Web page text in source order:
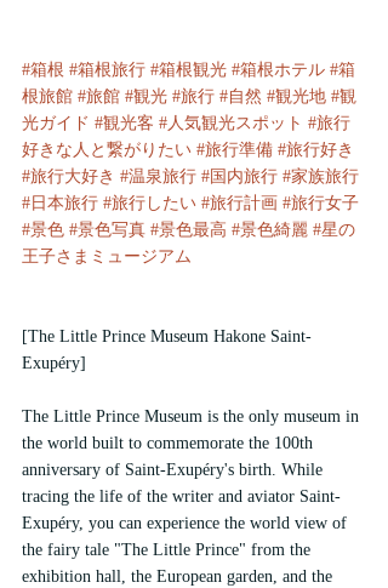
#箱根 #箱根旅行 #箱根観光 #箱根ホテル #箱
根旅館 #旅館 #観光 #旅行 #自然 #観光地 #観
光ガイド #観光客 #人気観光スポット #旅行
好きな人と繋がりたい #旅行準備 #旅行好き
#旅行大好き #温泉旅行 #国内旅行 #家族旅行
#日本旅行 #旅行したい #旅行計画 #旅行女子
#景色 #景色写真 #景色最高 #景色綺麗 #星の
王子さまミュージアム
[The Little Prince Museum Hakone Saint-
Exupéry]
The Little Prince Museum is the only museum in
the world built to commemorate the 100th
anniversary of Saint-Exupéry's birth. While
tracing the life of the writer and aviator Saint-
Exupéry, you can experience the world view of
the fairy tale "The Little Prince" from the
exhibition hall, the European garden, and the